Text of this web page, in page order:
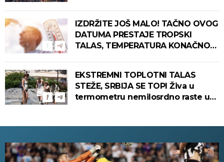
IZDRŽITE JOŠ MALO! TAČNO OVOG
DATUMA PRESTAJE TROPSKI
TALAS, TEMPERATURA KONAČNO
EKSTREMNI TOPLOTNI TALAS
STEŽE, SRBIJA SE TOPI Živa u
termometru nemilosrdno raste u